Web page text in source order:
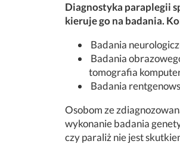
Diagnostyka paraplegii
kieruje go na badania.
Badania
Badania
tomografia
Badania
Osobom ze
wykonanie badania
czy paraliż nie jest